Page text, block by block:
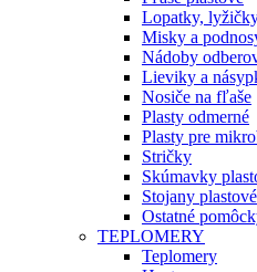
Lopatky,
Misky a
Nádoby
Lieviky a
Nosiče na fľaše
Plasty odmerné
Plasty pre
Stričky
Skúmavky
Stojany plastové
Ostatné
TEPLOMERY
Teplomery